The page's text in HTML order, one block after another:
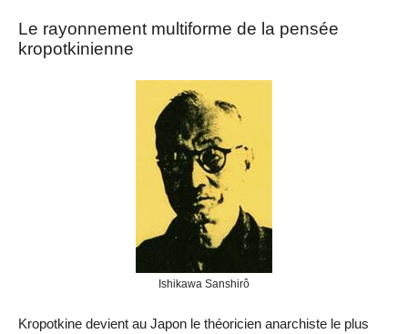
Le rayonnement multiforme de la pensée
kropotkinienne
Ishikawa Sanshirô
Kropotkine devient au Japon le théoricien anarchiste le plus